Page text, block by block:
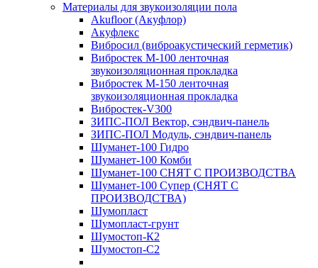
Материалы для звукоизоляции пола
Akufloor (Акуфлор)
Акуфлекс
Вибросил (виброакустический герметик)
Вибростек М-100 ленточная
звукоизоляционная прокладка
Вибростек М-150 ленточная
звукоизоляционная прокладка
Вибростек-V300
ЗИПС-ПОЛ Вектор, сэндвич-панель
ЗИПС-ПОЛ Модуль, сэндвич-панель
Шуманет-100 Гидро
Шуманет-100 Комби
Шуманет-100 СНЯТ С ПРОИЗВОДСТВА
Шуманет-100 Супер (СНЯТ С
ПРОИЗВОДСТВА)
Шумопласт
Шумопласт-грунт
Шумостоп-К2
Шумостоп-С2